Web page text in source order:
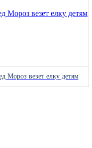
Мороз везет елку детям